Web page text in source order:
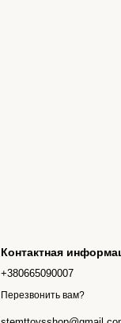
Контактная
+380665090007
Перезвонить вам?